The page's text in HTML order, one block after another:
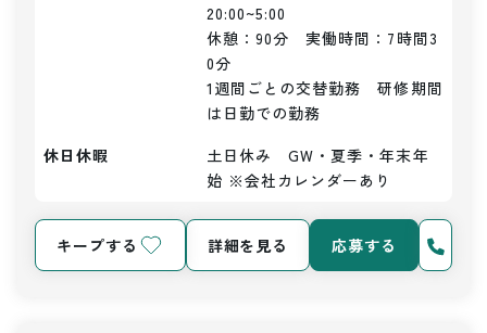
20:00~5:00
休憩：90分　実働時間：7時間3
0分
1週間ごとの交替勤務　研修期間
は日勤での勤務
休日休暇
土日休み　GW・夏季・年末年
始 ※会社カレンダーあり
キープする 詳細を見る 応募する